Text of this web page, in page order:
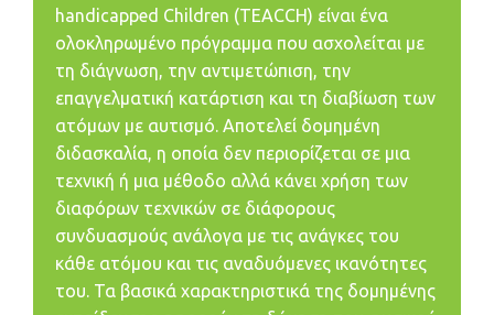
handicapped Children (TEACCH) είναι ένα
ολοκληρωμένο πρόγραμμα που ασχολείται με
τη διάγνωση, την αντιμετώπιση, την
επαγγελματική κατάρτιση και τη διαβίωση των
ατόμων με αυτισμό. Αποτελεί δομημένη
διδασκαλία, η οποία δεν περιορίζεται σε μια
τεχνική ή μια μέθοδο αλλά κάνει χρήση των
διαφόρων τεχνικών σε διάφορους
συνδυασμούς ανάλογα με τις ανάγκες του
κάθε ατόμου και τις αναδυόμενες ικανότητες
του. Τα βασικά χαρακτηριστικά της δομημένης